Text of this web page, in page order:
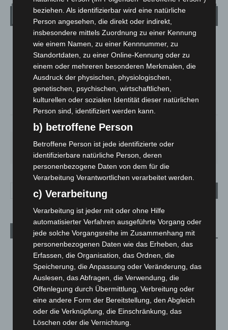
Wetter
LANGENHAGEN
Mäßig Bewölkt
27.1°C 28.3
°
36% 1.8m/s
SO.
33°
MO.
27°
DI.
24°
MI.
27°
Aktuelle Beiträge
Kunst trifft Weingenuss: Barbara-Susann Mehring zeigt ihre
Werke im Jacques’ Wein-Depot Isernhagen
8. August 2026
A2: Zweite Turbobaustelle startet zwischen Hannover-West
und Bothfeld
8. August 2026
beziehen. Als identifizierbar wird eine natürliche
Person angesehen, die direkt oder indirekt,
insbesondere mittels Zuordnung zu einer Kennung
wie einem Namen, zu einer Kennnummer, zu
Standortdaten, zu einer Online-Kennung oder zu
einem oder mehreren besonderen Merkmalen, die
Ausdruck der physischen, physiologischen,
genetischen, psychischen, wirtschaftlichen,
kulturellen oder sozialen Identität dieser natürlichen
Person sind, identifiziert werden kann.
b) betroffene Person
Betroffene Person ist jede identifizierte oder
identifizierbare natürliche Person, deren
personenbezogene Daten von dem für die
Verarbeitung Verantwortlichen verarbeitet werden.
c) Verarbeitung
Verarbeitung ist jeder mit oder ohne Hilfe
automatisierter Verfahren ausgeführte Vorgang oder
jede solche Vorgangsreihe im Zusammenhang mit
personenbezogenen Daten wie das Erheben, das
Erfassen, die Organisation, das Ordnen, die
Speicherung, die Anpassung oder Veränderung, das
Auslesen, das Abfragen, die Verwendung, die
Offenlegung durch Übermittlung, Verbreitung oder
eine andere Form der Bereitstellung, den Abgleich
oder die Verknüpfung, die Einschränkung, das
Löschen oder die Vernichtung.